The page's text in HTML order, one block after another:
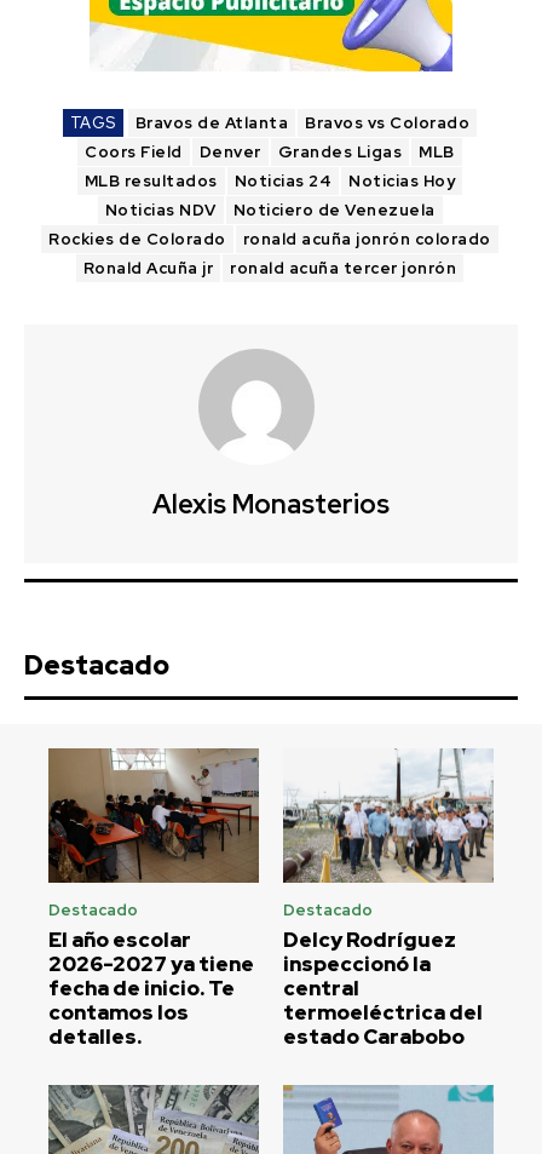
TAGS Bravos de Atlanta
Bravos vs Colorado
Coors Field
Denver Grandes Ligas
MLB
MLB resultados
Noticias 24
Noticias Hoy
Noticias NDV
Noticiero de Venezuela
Rockies de Colorado
ronald acuña jonrón colorado
Ronald Acuña jr
ronald acuña tercer jonrón
Alexis Monasterios
Destacado
Destacado
El año escolar
2026-2027 ya tiene
fecha de inicio. Te
contamos los
detalles.
Destacado
Delcy Rodríguez
inspeccionó la
central
termoeléctrica del
estado Carabobo